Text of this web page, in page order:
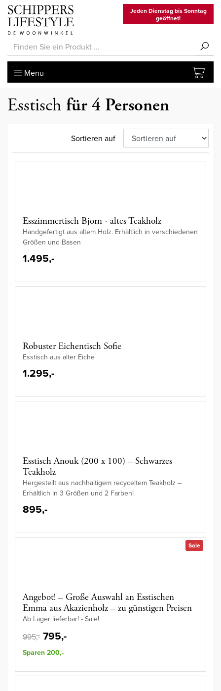
Jeden Dienstag bis Sonntag
geöffnet!
Menu
Esstisch für 4 Personen
Sortieren auf
Esszimmertisch Bjorn - altes Teakholz
Handgefertigt aus altem Holz. Erhältlich in verschiedenen
Größen und Basen
1.495,-
Robuster Eichentisch Sofie
Esstisch aus alter Eiche
1.295,-
Esstisch Anouk (200 x 100) – Schwarzes
Teakholz
Hergestellt aus nachhaltigem recyceltem Teakholz –
Erhältlich in 3 Größen und 2 Farben!
895,-
Sale
Angebot! – Große Auswahl an Esstischen
Emma aus Akazienholz – zu günstigen Preisen
Ab Lager lieferbar! - Sale!
995,- 795,-
Sparen 200,-